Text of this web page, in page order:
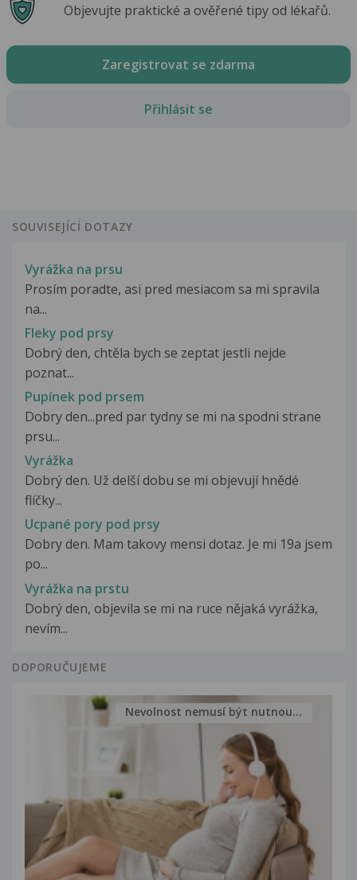
Objevujte praktické a ověřené tipy od lékařů.
Zaregistrovat se zdarma
Přihlásit se
SOUVISEJÍCÍ DOTAZY
Vyrážka na prsu
Prosím poradte, asi pred mesiacom sa mi spravila
na...
Fleky pod prsy
Dobrý den, chtěla bych se zeptat jestli nejde
poznat...
Pupínek pod prsem
Dobry den...pred par tydny se mi na spodni strane
prsu...
Vyrážka
Dobrý den. Už delší dobu se mi objevují hnědé
flíčky...
Ucpané pory pod prsy
Dobry den. Mam takovy mensi dotaz. Je mi 19a jsem
po...
Vyrážka na prstu
Dobrý den, objevila se mi na ruce nějaká vyrážka,
nevím...
DOPORUČUJEME
Nevolnost nemusí být nutnou...